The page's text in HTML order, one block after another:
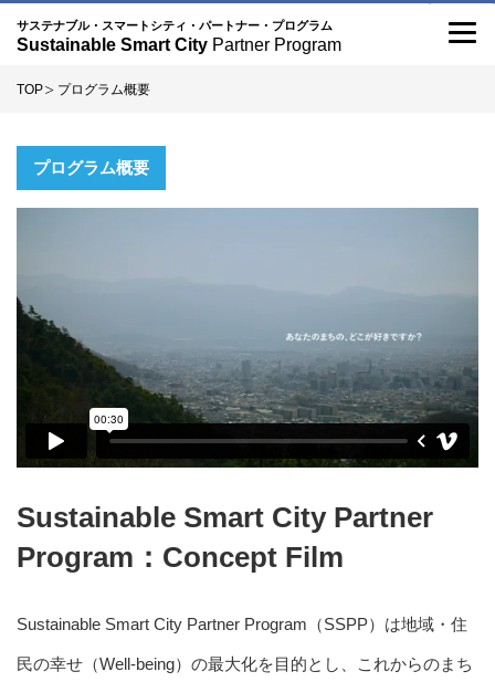
記
こ
い
サステナブル・スマートシティ・パートナー・プログラム
Sustainable Smart City Partner Program
TOP プログラム概要
プログラム概要
Sustainable Smart City Partner
Program：Concept Film
Sustainable Smart City Partner Program（SSPP）は地域・住
民の幸せ（Well-being）の最大化を目的とし、これからのまち